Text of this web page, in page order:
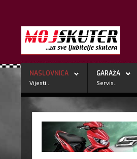
NASLOVNICA
Vijesti..
GARAŽA
Servis..